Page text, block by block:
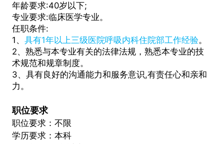
年龄要求:40岁以下;
专业要求:临床医学专业。
任职条件:
1、 具有1年以上三级医院呼吸内科住院部工作经验。
2、熟悉与本专业有关的法律法规，熟悉本专业的技
术规范和规章制度。
3、具有良好的沟通能力和服务意识,有责任心和亲和
力。
职位要求
职位要求：不限
学历要求：本科